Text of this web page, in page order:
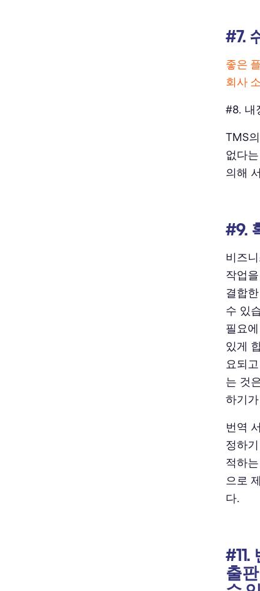
#7.
좋은
회사
#8. 내
TMS
없다
의해
#9.
비즈
작업
결합
수 있
필요
있게
요되
는 것
하기
번역
정하
적하
으로
다.
출